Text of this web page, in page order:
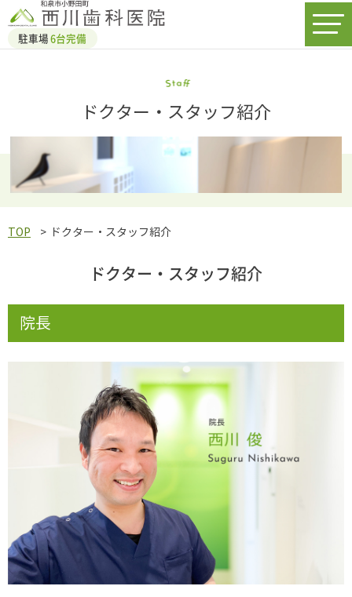
駐車場6台完備
ドクター・スタッフ紹介
TOP ドクター・スタッフ紹介
ドクター・スタッフ紹介
院長